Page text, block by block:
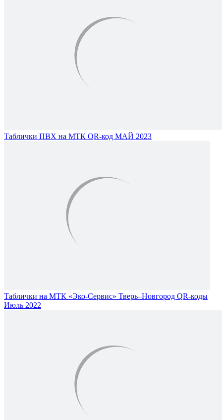
Таблички ПВХ на МТК QR-код МАЙ 2023
Таблички на МТК «Эко-Сервис» Тверь–Новгород QR-коды
Июль 2022